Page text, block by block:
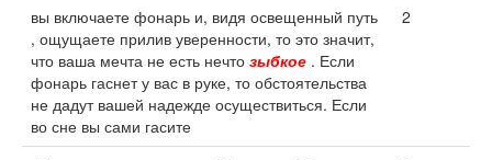
вы включаете фонарь и, видя освещенный путь
, ощущаете прилив уверенности, то это значит,
что ваша мечта не есть нечто зыбкое . Если
фонарь гаснет у вас в руке, то обстоятельства
не дадут вашей надежде осуществиться. Если
во сне вы сами гасите
2